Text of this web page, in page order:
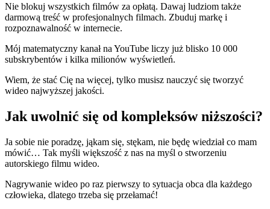
Nie blokuj wszystkich filmów za opłatą. Dawaj ludziom także
darmową treść w profesjonalnych filmach. Zbuduj markę i
rozpoznawalność w internecie.
Mój matematyczny kanał na YouTube liczy już blisko 10 000
subskrybentów i kilka milionów wyświetleń.
Wiem, że stać Cię na więcej, tylko musisz nauczyć się tworzyć
wideo najwyższej jakości.
Jak uwolnić się od kompleksów niższości?
Ja sobie nie poradzę, jąkam się, stękam, nie będę wiedział co mam
mówić… Tak myśli większość z nas na myśl o stworzeniu
autorskiego filmu wideo.
Nagrywanie wideo po raz pierwszy to sytuacja obca dla każdego
człowieka, dlatego trzeba się przełamać!